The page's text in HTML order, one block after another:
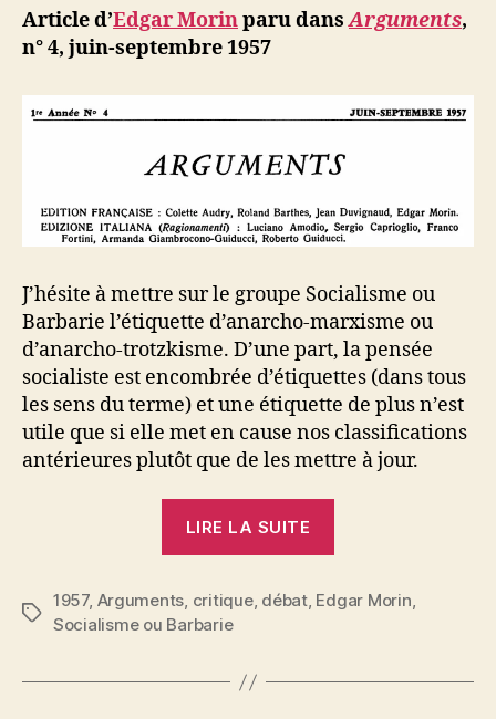
ji
Article d’Edgar Morinparu dansArguments,
n° 4, juin-septembre 1957
J’hésite à mettre sur le groupe Socialisme ou
Barbarie l’étiquette d’anarcho-marxisme ou
d’anarcho-trotzkisme. D’une part, la pensée
socialiste est encombrée d’étiquettes (dans tous
les sens du terme) et une étiquette de plus n’est
utile que si elle met en cause nos classifications
antérieures plutôt que de les mettre à jour.
LIRE LA SUITE
Solécisme
Étiquettes
1957, Arguments, critique, débat, Edgar Morin,
Socialisme ou Barbarie